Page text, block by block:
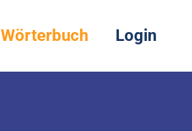
Wörterbuch Login